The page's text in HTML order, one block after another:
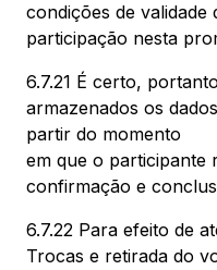
condições de validade
participação nesta
6.7.21 É certo,
armazenados os
partir do momento
em que o participante
confirmação e
6.7.22 Para efeito de
Trocas e retirada do